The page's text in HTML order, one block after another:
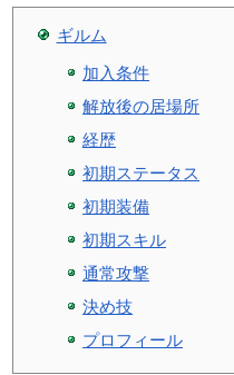
ギルム
加入条件
解放後の居場所
経歴
初期ステータス
初期装備
初期スキル
通常攻撃
決め技
プロフィール